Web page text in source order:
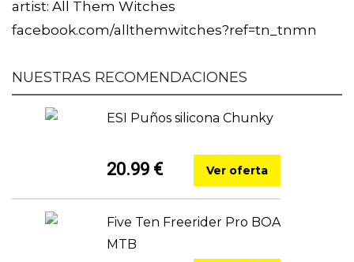
artist: All Them Witches
facebook.com/allthemwitches?ref=tn_tnmn
NUESTRAS RECOMENDACIONES
ESI Puños silicona Chunky
20.99 € Ver oferta
Five Ten Freerider Pro BOA
MTB